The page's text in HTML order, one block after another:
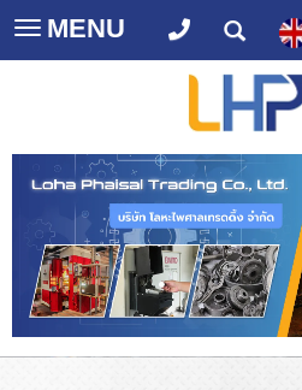
Toggle
navigation
MENU